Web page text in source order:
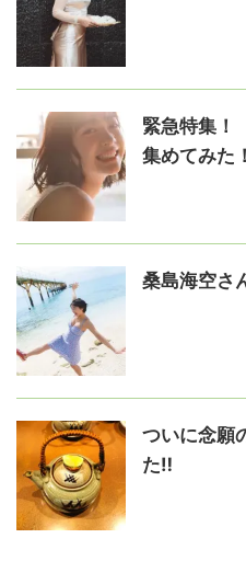
緊急特集！
集めてみた！
桑島海空さ
ついに念願
た‼️